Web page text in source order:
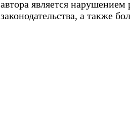
автора является
законодательства, а также